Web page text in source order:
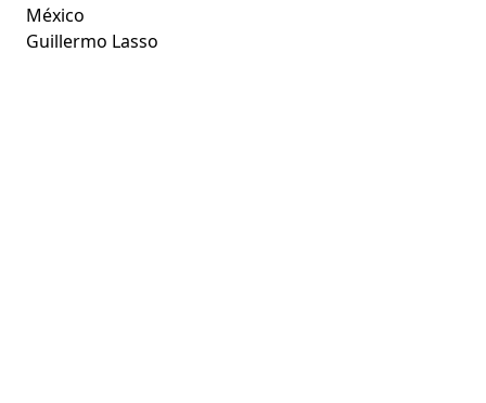
México
Guillermo Lasso